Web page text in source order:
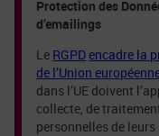
Protection des
d’emailings
Le RGPD encadre la
de l’Union
dans l’UE doivent
collecte, de
personnelles de